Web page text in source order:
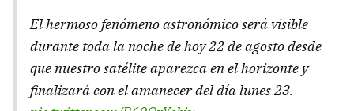
El hermoso fenómeno astronómico será visible
durante toda la noche de hoy 22 de agosto desde
que nuestro satélite aparezca en el horizonte y
finalizará con el amanecer del día lunes 23.